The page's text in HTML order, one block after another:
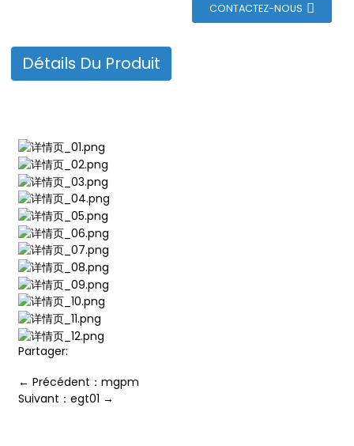
CONTACTEZ-NOUS
Détails Du Produit
Partager:
← Précédent：mgpm
Suivant：egt01 →